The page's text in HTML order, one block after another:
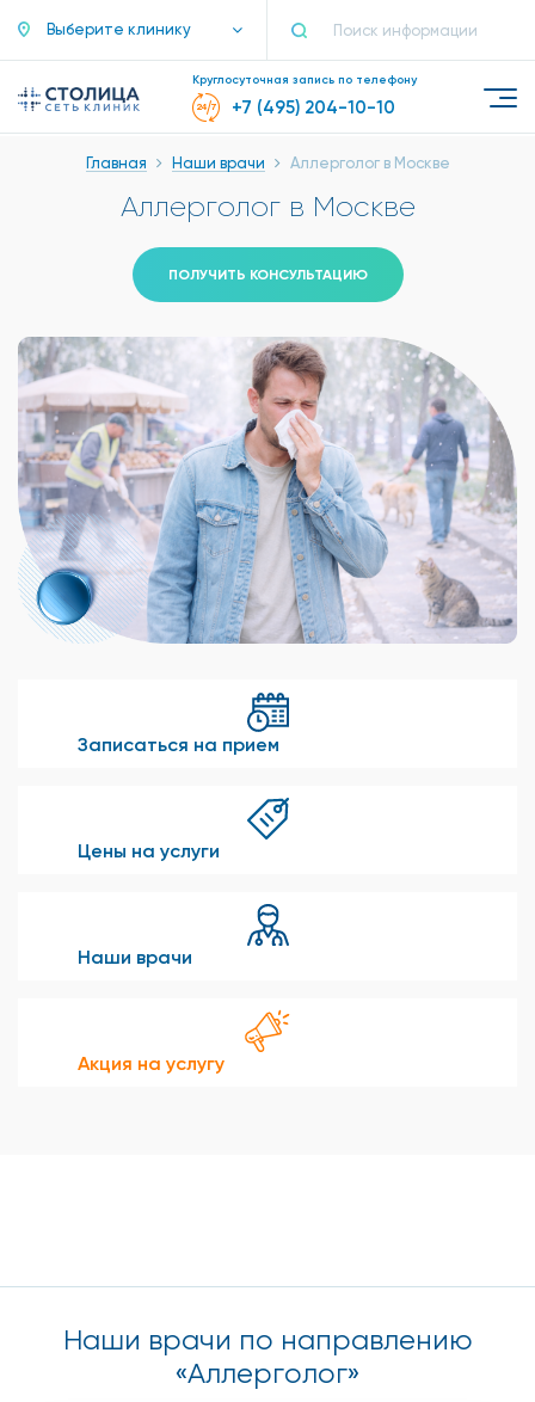
Выберите клинику
Круглосуточная запись по телефону
+7 (495) 204-10-10
Главная Наши врачи Аллерголог в Москве
Аллерголог в Москве
ПОЛУЧИТЬ КОНСУЛЬТАЦИЮ
Записаться на прием
Цены на услуги
Наши врачи
Акция на услугу
Наши врачи по направлению
«Аллерголог»